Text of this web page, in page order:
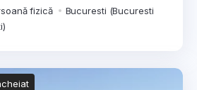
fizică
Bucuresti (Bucuresti